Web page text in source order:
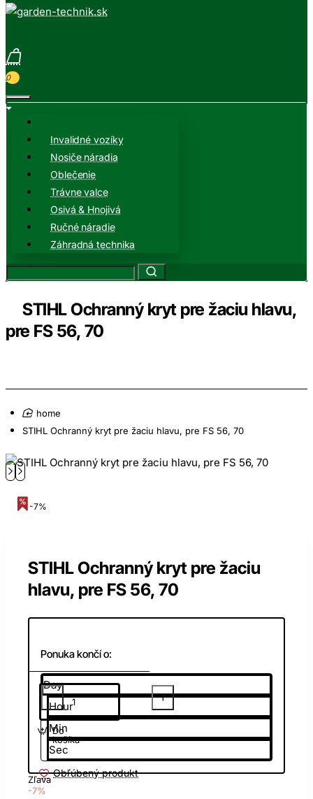
0
Invalidné vozíky
Nosiče náradia
Oblečenie
Trávne valce
Osivá & Hnojivá
Ručné náradie
Záhradná technika
STIHL Ochranný kryt pre žaciu hlavu,
pre FS 56, 70
home
STIHL Ochranný kryt pre žaciu hlavu, pre FS 56, 70
-7%
STIHL Ochranný kryt pre žaciu
hlavu, pre FS 56, 70
Ponuka končí o:
Day
Hour
Min
Sec
Zľava
-7%
Do
košíka
Obľúbený produkt